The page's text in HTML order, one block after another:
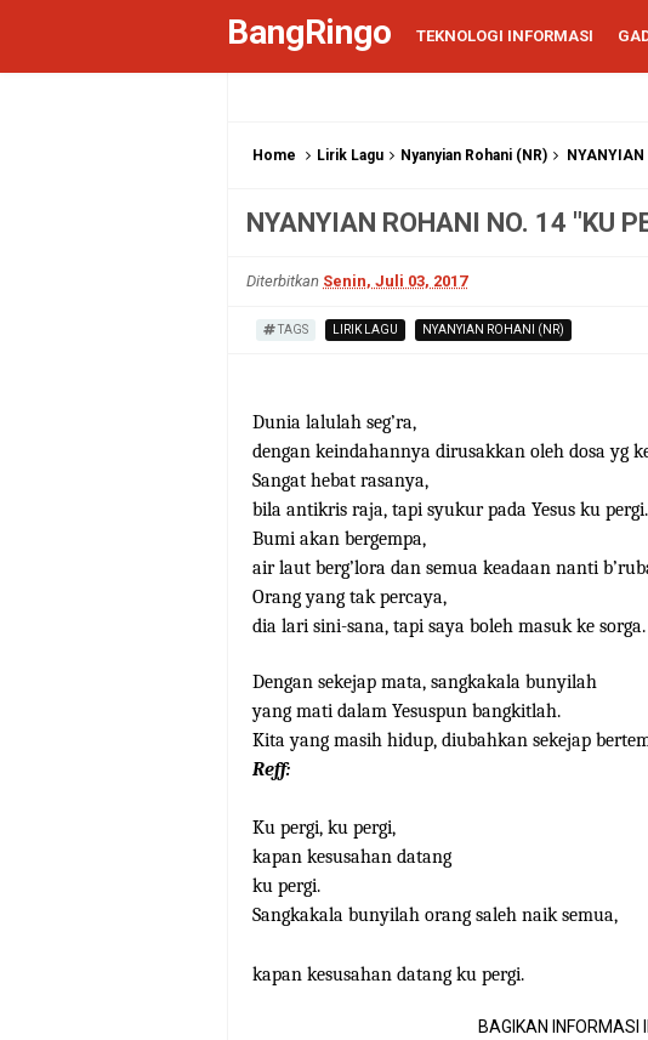
BangRingo TEKNOLOGI INFORMASI
Home Lirik Lagu Nyanyian Rohani (NR) NYANYIAN
NYANYIAN ROHANI NO. 14 "KU
Diterbitkan Senin, Juli 03, 2017
TAGS LIRIK LAGU NYANYIAN ROHANI (NR)
Dunia lalulah seg’ra,
dengan keindahannya dirusakkan oleh dosa yg
Sangat hebat rasanya,
bila antikris raja, tapi syukur pada Yesus ku pergi.
Bumi akan bergempa,
air laut berg’lora dan semua keadaan nanti
Orang yang tak percaya,
dia lari sini-sana, tapi saya boleh masuk ke sorga.
Dengan sekejap mata, sangkakala bunyilah
yang mati dalam Yesuspun bangkitlah.
Kita yang masih hidup, diubahkan sekejap
Reff:
Ku pergi, ku pergi,
kapan kesusahan datang
ku pergi.
Sangkakala bunyilah orang saleh naik semua,
kapan kesusahan datang ku pergi.
BAGIKAN INFORMASI